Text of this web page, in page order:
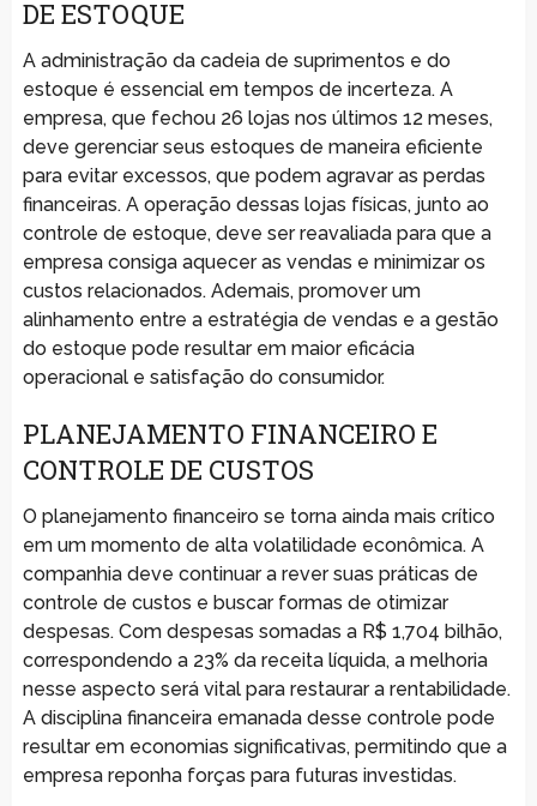
DE ESTOQUE
A administração da cadeia de suprimentos e do
estoque é essencial em tempos de incerteza. A
empresa, que fechou 26 lojas nos últimos 12 meses,
deve gerenciar seus estoques de maneira eficiente
para evitar excessos, que podem agravar as perdas
financeiras. A operação dessas lojas físicas, junto ao
controle de estoque, deve ser reavaliada para que a
empresa consiga aquecer as vendas e minimizar os
custos relacionados. Ademais, promover um
alinhamento entre a estratégia de vendas e a gestão
do estoque pode resultar em maior eficácia
operacional e satisfação do consumidor.
PLANEJAMENTO FINANCEIRO E
CONTROLE DE CUSTOS
O planejamento financeiro se torna ainda mais crítico
em um momento de alta volatilidade econômica. A
companhia deve continuar a rever suas práticas de
controle de custos e buscar formas de otimizar
despesas. Com despesas somadas a R$ 1,704 bilhão,
correspondendo a 23% da receita líquida, a melhoria
nesse aspecto será vital para restaurar a rentabilidade.
A disciplina financeira emanada desse controle pode
resultar em economias significativas, permitindo que a
empresa reponha forças para futuras investidas.